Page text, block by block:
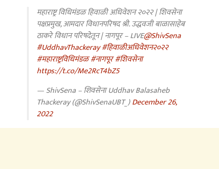
महाराष्ट्र विधिमंडळ हिवाळी अधिवेशन २०२२ | शिवसेना
पक्षप्रमुख, आमदार विधानपरिषद श्री. उद्धवजी बाळासाहेब
ठाकरे विधान परिषदेतून | नागपूर – LIVE@ShivSena
#UddhavThackeray#हिवाळीअधिवेशन२०२२
#महाराष्ट्रविधिमंडळ#नागपूर#शिवसेना
https://t.co/Me2RcT4bZ5
— ShivSena – शिवसेना Uddhav Balasaheb
Thackeray (@ShivSenaUBT_)December 26,
2022